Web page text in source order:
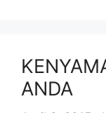
ANDA